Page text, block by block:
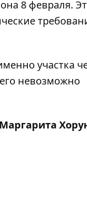
8 февраля.
участка
невозможно
Маргарита